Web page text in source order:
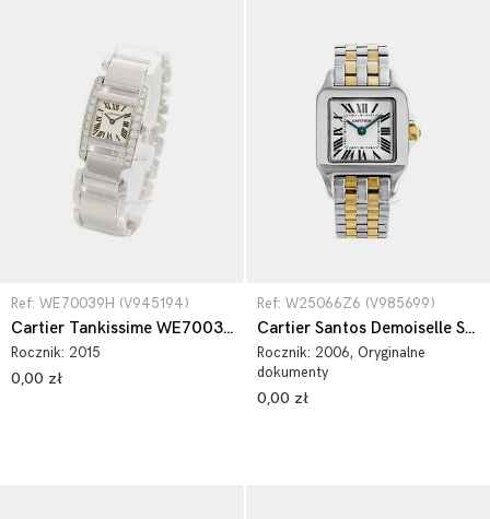
Ref: WE70039H (V945194)
Cartier Tankissime WE70039H
Rocznik: 2015
0,00 zł
Ref: W25066Z6 (V985699)
Cartier Santos Demoiselle Small W25066Z6
Rocznik: 2006, Oryginalne
dokumenty
0,00 zł